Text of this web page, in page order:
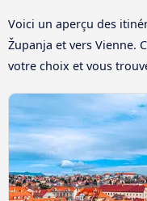
Voici un aperçu des
Županja et vers Vienne.
votre choix et vous